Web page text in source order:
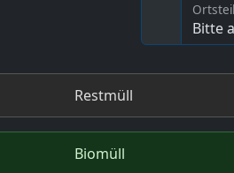
Bitte
Ortsteil
Restmüll
Biomüll